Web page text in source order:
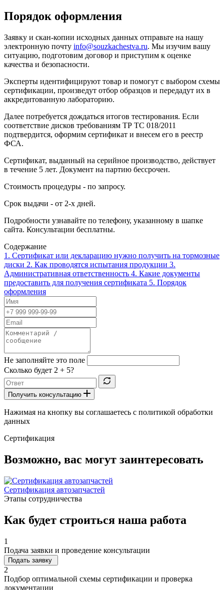
Порядок оформления
Заявку и скан-копии исходных данных отправьте на нашу
электронную почту info@souzkachestva.ru. Мы изучим вашу
ситуацию, подготовим договор и приступим к оценке
качества и безопасности.
Эксперты идентифицируют товар и помогут с выбором схемы
сертификации, произведут отбор образцов и передадут их в
аккредитованную лабораторию.
Далее потребуется дождаться итогов тестирования. Если
соответствие дисков требованиям ТР ТС 018/2011
подтвердится, оформим сертификат и внесем его в реестр
ФСА.
Сертификат, выданный на серийное производство, действует
в течение 5 лет. Документ на партию бессрочен.
Стоимость процедуры - по запросу.
Срок выдачи - от 2-х дней.
Подробности узнавайте по телефону, указанному в шапке
сайта. Консультации бесплатны.
Содержание
1. Сертификат или декларацию нужно получить на тормозные
диски 2. Как проводятся испытания продукции 3.
Административная ответственность 4. Какие документы
предоставить для получения сертификата 5. Порядок
оформления
Не заполняйте это поле
Сколько будет 2 + 5?
Получить консультацию
Нажимая на кнопку вы соглашаетесь с политикой обработки
данных
Сертификация
Возможно, вас могут заинтересовать
Сертификация автозапчастей
Этапы сотрудничества
Как будет строиться наша работа
1
Подача заявки и проведение консультации
Подать заявку
2
Подбор оптимальной схемы сертификации и проверка
документации